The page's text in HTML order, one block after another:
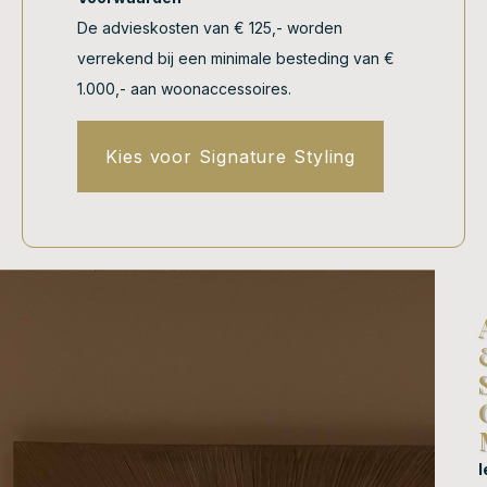
De advieskosten van € 125,- worden
verrekend bij een minimale besteding van €
1.000,- aan woonaccessoires.
Kies voor Signature Styling